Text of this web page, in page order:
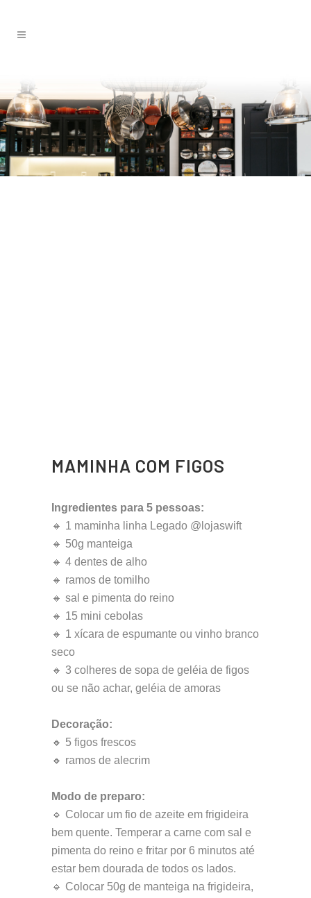
MAMINHA COM FIGOS
Ingredientes para 5 pessoas:
🔸 1 maminha linha Legado @lojaswift
🔸 50g manteiga
🔸 4 dentes de alho
🔸 ramos de tomilho
🔸 sal e pimenta do reino
🔸 15 mini cebolas
🔸 1 xícara de espumante ou vinho branco
seco
🔸 3 colheres de sopa de geléia de figos
ou se não achar, geléia de amoras
Decoração:
🔸 5 figos frescos
🔸 ramos de alecrim
Modo de preparo:
🔹 Colocar um fio de azeite em frigideira
bem quente. Temperar a carne com sal e
pimenta do reino e fritar por 6 minutos até
estar bem dourada de todos os lados.
🔹 Colocar 50g de manteiga na frigideira,